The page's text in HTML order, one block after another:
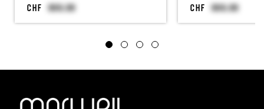
CHF CHF